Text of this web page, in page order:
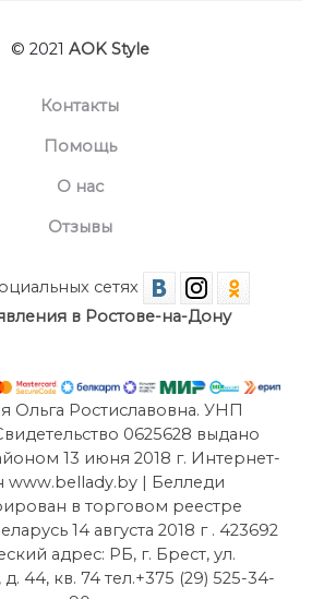
© 2021 AOK Style
Контакты
Помощь
О нас
Отзывы
сетях
в Ростове-на-Дону
Ольга Ростиславовна. УНП
0625628 выдано
13 июня 2018 г. Интернет-
www.bellady.by | Белледи
в торговом реестре
14 августа 2018 г . 423692
адрес: РБ, г. Брест, ул.
44, кв. 74 тел.+375 (29) 525-34-